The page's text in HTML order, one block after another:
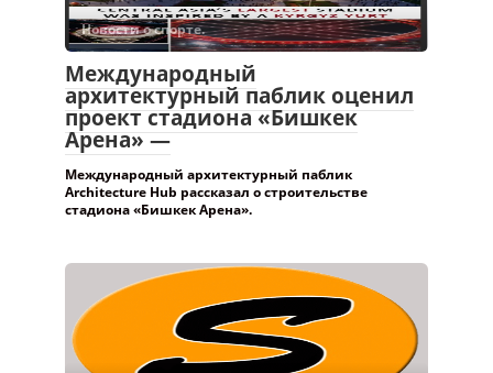
Международный архитектурный паблик
Architecture Hub рассказал о строительстве
стадиона «Бишкек Арена».
Вылет таэквондистов сорвался
из-за ненадлежащим образом
оформленных авиабилетов, —
Госагентство спорта